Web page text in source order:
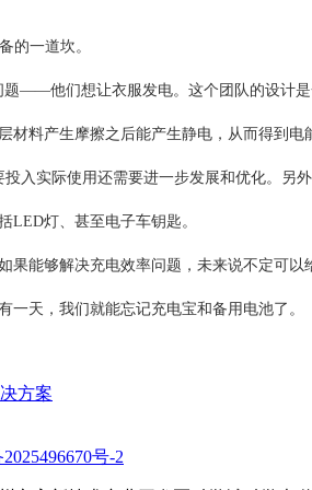
的一道坎。
他们想让衣服发电。这个团队的设计
料产生摩擦之后能产生静电，从而得到电
实际使用还需要进一步发展和优化。另外
灯、甚至电子车钥匙。
够解决充电效率问题，未来说不定可以
天，我们就能忘记充电宝和备用电池了。
方案
号-2